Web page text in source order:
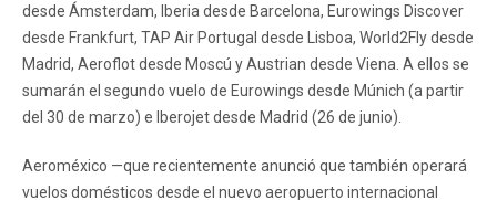
desde Ámsterdam, Iberia desde Barcelona, ​​Eurowings Discover
desde Frankfurt, TAP Air Portugal desde Lisboa, World2Fly desde
Madrid, Aeroflot desde Moscú y Austrian desde Viena. A ellos se
sumarán el segundo vuelo de Eurowings desde Múnich (a partir
del 30 de marzo) e Iberojet desde Madrid (26 de junio).
Aeroméxico —que recientemente anunció que también operará
vuelos domésticos desde el nuevo aeropuerto internacional